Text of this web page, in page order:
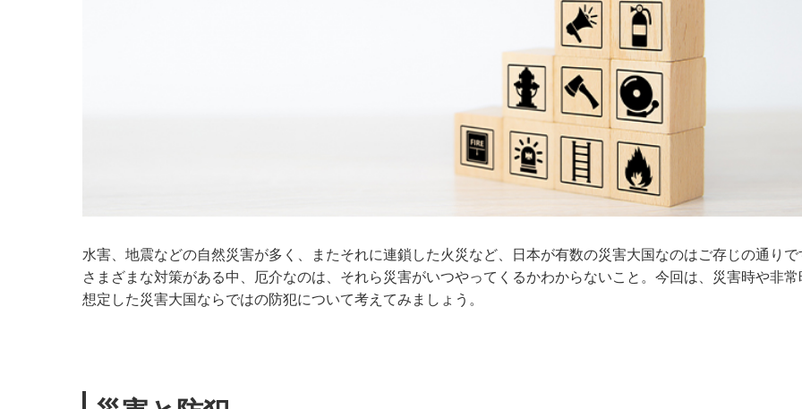
水害、地震などの自然災害が多く、またそれに連鎖した火災など、日本が有数の災害大国なのはご存じの通りで
さまざまな対策がある中、厄介なのは、それら災害がいつやってくるかわからないこと。今回は、災害時や非常
想定した災害大国ならではの防犯について考えてみましょう。